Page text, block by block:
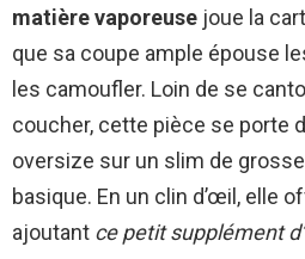
matière vaporeuse joue la
que sa coupe ample épouse
les camoufler. Loin de se
coucher, cette pièce se porte
oversize sur un slim de
basique. En un clin d’œil, elle
ajoutant ce petit supplément